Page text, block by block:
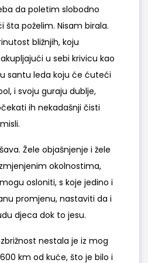
da poletim slobodno
šta poželim. Nisam birala.
bližnjih, koju
u sebi krivicu kao
santu leda koju će ćuteći
i svoju guraju dublje,
ih nekadašnji čisti
Žele objašnjenje i žele
okolnostima,
osloniti, s koje jedino i
promjenu, nastaviti da i
djeca dok to jesu.
nestala je iz mog
km od kuće, što je bilo i